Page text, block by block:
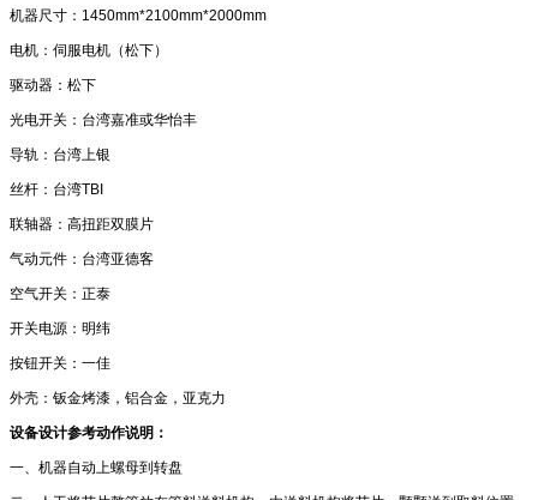
机器尺寸：1450mm*2100mm*2000mm
电机：伺服电机（松下）
驱动器：松下
光电开关：台湾嘉准或华怡丰
导轨：台湾上银
丝杆：台湾TBI
联轴器：高扭距双膜片
气动元件：台湾亚德客
空气开关：正泰
开关电源：明纬
按钮开关：一佳
外壳：钣金烤漆，铝合金，亚克力
设备设计参考动作说明：
一、机器自动上螺母到转盘